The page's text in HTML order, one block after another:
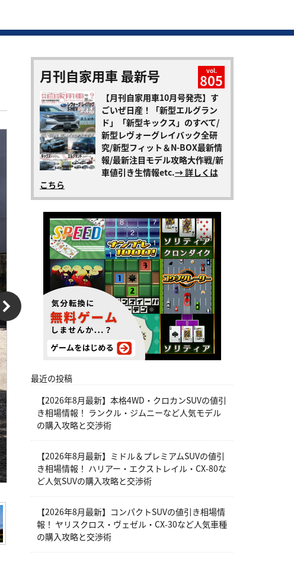
月刊自家用車 最新号 vol.
805
【月刊自家用車10月号発売】す
ごいぜ日産！「新型エルグラン
ド」「新型キックス」のすべて/
新型レヴォーグレイバック全研
究/新型フィット＆N-BOX最新情
報/最新注目モデル攻略大作戦/新
車値引き生情報etc.→ 詳しくは
こちら
最近の投稿
【2026年8月最新】本格4WD・クロカンSUVの値引
き相場情報！ ランクル・ジムニーなど人気モデル
の購入攻略と交渉術
【2026年8月最新】ミドル＆プレミアムSUVの値引
き相場情報！ ハリアー・エクストレイル・CX-80な
ど人気SUVの購入攻略と交渉術
【2026年8月最新】コンパクトSUVの値引き相場情
報！ ヤリスクロス・ヴェゼル・CX-30など人気車種
の購入攻略と交渉術